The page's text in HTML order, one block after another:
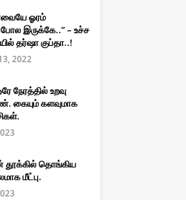
ஓரம்
போல இருக்கே..” – உச்ச
தர்ஷா குப்தா..!
2022
நேரத்தில் உறவு
களவுமாக
தூக்கில் தொங்கிய
மீட்பு.